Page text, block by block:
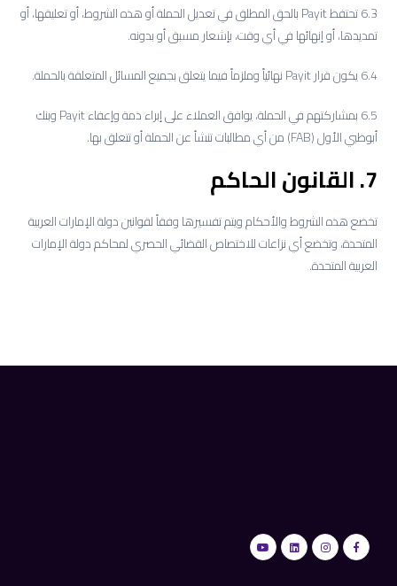
6.3 تحتفظ Payit بالحق المطلق في تعديل الحملة أو هذه الشروط، أو تعليقها، أو
تمديدها، أو إنهائها في أي وقت، بإشعار مسبق أو بدونه.
6.4 يكون قرار Payit نهائياً وملزماً فيما يتعلق بجميع المسائل المتعلقة بالحملة.
6.5 بمشاركتهم في الحملة، يوافق العملاء على إبراء ذمة وإعفاء Payit وبنك
أبوظبي الأول (FAB) من أي مطالبات تنشأ عن الحملة أو تتعلق بها.
7. القانون الحاكم
تخضع هذه الشروط والأحكام ويتم تفسيرها وفقاً لقوانين دولة الإمارات العربية
المتحدة، وتخضع أي نزاعات للاختصاص القضائي الحصري لمحاكم دولة الإمارات
العربية المتحدة.